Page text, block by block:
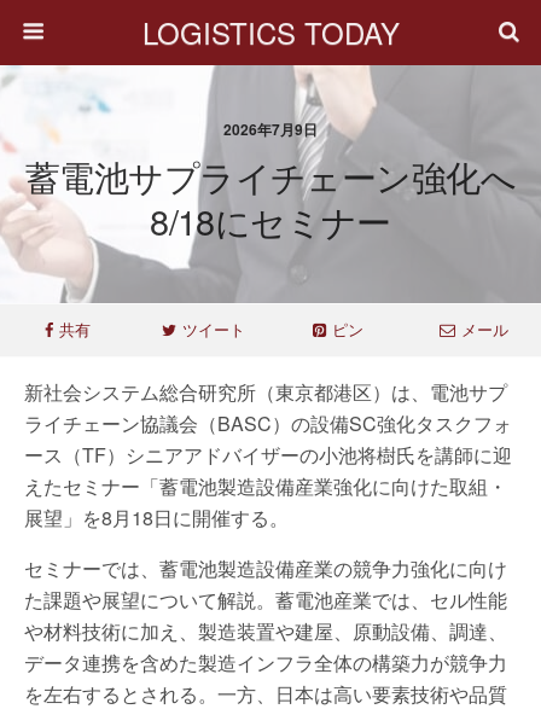
LOGISTICS TODAY
2026年7月9日
蓄電池サプライチェーン強化へ
8/18にセミナー
共有 ツイート ピン メール
新社会システム総合研究所（東京都港区）は、電池サプ
ライチェーン協議会（BASC）の設備SC強化タスクフォ
ース（TF）シニアアドバイザーの小池将樹氏を講師に迎
えたセミナー「蓄電池製造設備産業強化に向けた取組・
展望」を8月18日に開催する。
セミナーでは、蓄電池製造設備産業の競争力強化に向け
た課題や展望について解説。蓄電池産業では、セル性能
や材料技術に加え、製造装置や建屋、原動設備、調達、
データ連携を含めた製造インフラ全体の構築力が競争力
を左右するとされる。一方、日本は高い要素技術や品質